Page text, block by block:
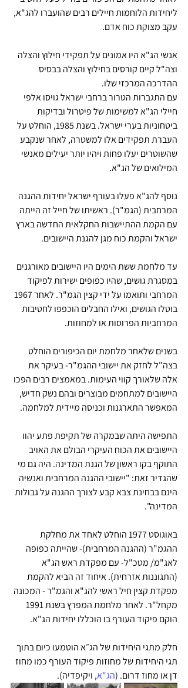
ליחידות הלוחמות חיילים רבים שהועברו להג"א,
עקב מצוקת כוח אדם.
אנשי הג"א היו אמונים על תפקידי חילוץ והצלה
וצה"ל קיים קורסים בחילוץ והצלה בבסיס
ההדרכה המרכזי שלו.
עם התגברות הטרור ברחבי ישראל גויסו אלפי
חיילי הג"א למשימות של פיטרול ובדיקות
ביטחוניות בערי ישראל. בשנת 1985, הוחלט על
העברת תפקידים אלו למשטרה, לאחר שנקבע
שהשוטרים יעלו פחות ויהיו יותר יעילים מאנשי
המילואים של הג"א.
נוסף להג"א פעלו בעורף ישראל יחידות ההגנה
המרחבית (הגמ"ר). ראשיתו של חייל זה הייתה
עם הקמת ההתיישבות החקלאית החדשה בארץ
ישראל והקמת כוח מגן להגנת היישובים.
עד מלחמת ששת הימים היו היישובים מאורגנים
במסגרת גושים, שהיו כפופים ישירות לפיקוד
בוטלו הגושים, ואילו החבלים הוכפפו לחטיבות
המרחביות הפרוסות או למחוזות.
בשנים שלאחר מלחמת יום הכיפורים הוחלט
בצה"ל לחזק את יישובי ההגמ"ר- בעיקר את
אלה שלאורך קווי העימות. במאמצים רבים הפכו
היישובים למתחמים מבוצרים ובהם נשק חדיש,
המאפשר התארגנות וכניסה מיידית למלחמה.
התפישה היתה שבמקרה של תקיפת פתע יהוו
היישובים את הכוח העיקרי הבולם את האויב
התוקף בקו ראשון של הגנת המדינה. היה גם מי
שהגדיר זאת: "יישובי ההגנה המרחבית ואנשיה
הינם בבחינת צבא קבע לצורך ההגנה על גבולות
המדינה".
באוגוסט 1977 הוחלט לאחד את מחלקת
ההגמ"ר (ההגנה המרחבית)- שהייתה כפופה
לאג"מ/ מטכ"ל- עם מפקדת ראש הג"א
(התגוננות אזרחית). איחוד זה הביא להקמת
מפקדת קצין חיל ראשי להג"א והגמ"ר - המכונה
הוקם פיקוד העורף בו הוכללו יחידות הג"א.
חלק מתגי היחידות של הג״א הוטמעו כיום בתוך
תגי היחידות של מחוזות פיקוד העורף כמו מחוז
דן או מחוז דרום. (הג"א, ויקיפדיה).